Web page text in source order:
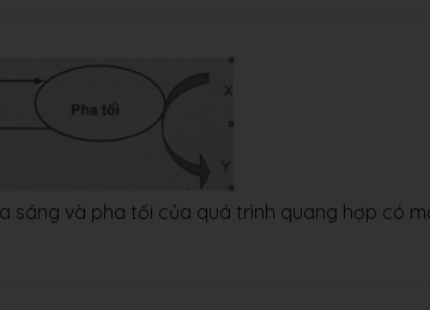
sáng và pha tối của quá trình quang hợp có